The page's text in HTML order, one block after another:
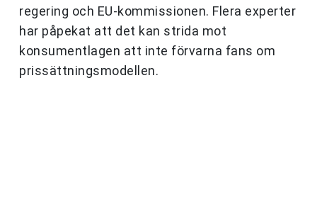
regering och EU-kommissionen. Flera experter
har påpekat att det kan strida mot
konsumentlagen att inte förvarna fans om
prissättningsmodellen.